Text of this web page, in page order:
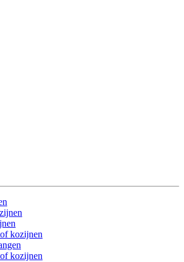
kozijnen
kozijnen